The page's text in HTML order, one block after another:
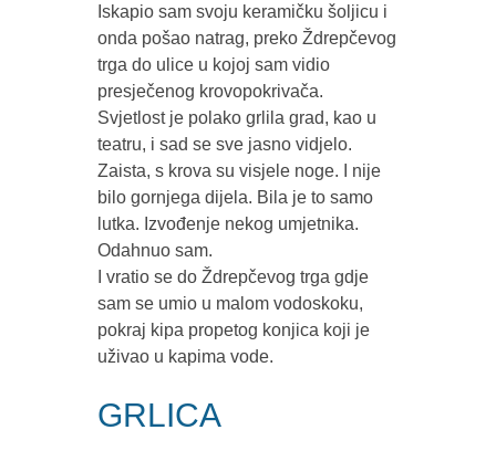
Iskapio sam svoju keramičku šoljicu i
onda pošao natrag, preko Ždrepčevog
trga do ulice u kojoj sam vidio
presječenog krovopokrivača.
Svjetlost je polako grlila grad, kao u
teatru, i sad se sve jasno vidjelo.
Zaista, s krova su visjele noge. I nije
bilo gornjega dijela. Bila je to samo
lutka. Izvođenje nekog umjetnika.
Odahnuo sam.
I vratio se do Ždrepčevog trga gdje
sam se umio u malom vodoskoku,
pokraj kipa propetog konjica koji je
uživao u kapima vode.
GRLICA